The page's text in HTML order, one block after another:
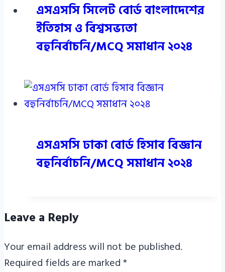
এসএসসি সিলেট বোর্ড বাংলাদেশের
ইতিহাস ও বিশ্বসভ্যতা
বহুনির্বাচনি/MCQ সমাধান ২০২৪
এসএসসি ঢাকা বোর্ড হিসাব বিজ্ঞান
বহুনির্বাচনি/MCQ সমাধান ২০২৪
Leave a Reply
Your email address will not be published.
Required fields are marked*